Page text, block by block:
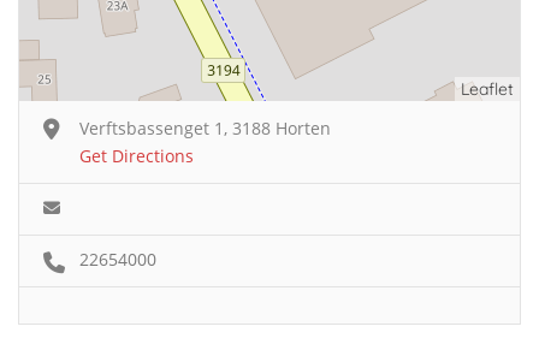
Leaflet
Verftsbassenget 1, 3188 Horten
Get Directions
22654000